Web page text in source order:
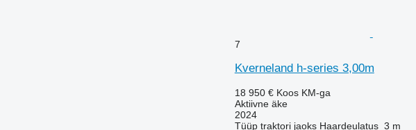
7
Kverneland h-series 3,00m
18 950 € Koos KM-ga
Aktiivne äke
2024
Tüüp traktori jaoks Haardeulatus 3 m